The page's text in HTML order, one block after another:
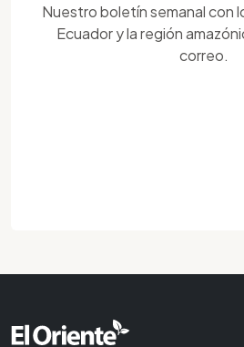
Nuestro boletín semanal con
Ecuador y la región
correo.